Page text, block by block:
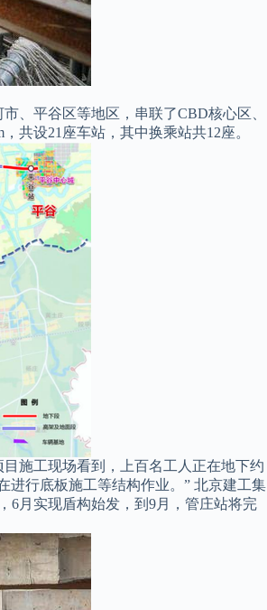
、平谷区等地区，串联了CBD核心区、
共设21座车站，其中换乘站共12座。
施工现场看到，上百名工人正在地下约
进行底板施工等结构作业。” 北京建工集
6月实现盾构始发， 到9月，管庄站将完